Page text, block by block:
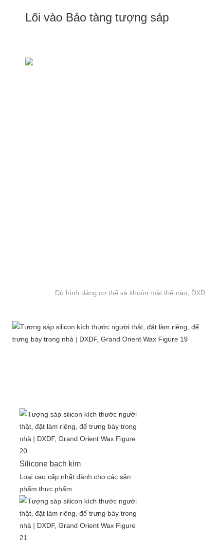
Lối vào Bảo tàng tượng sáp
Dù hình dáng cơ thể và khuôn mặt thế nào, DXDF
Silicone bạch kim
Loại cao cấp nhất dành cho các sản
phẩm thực phẩm.